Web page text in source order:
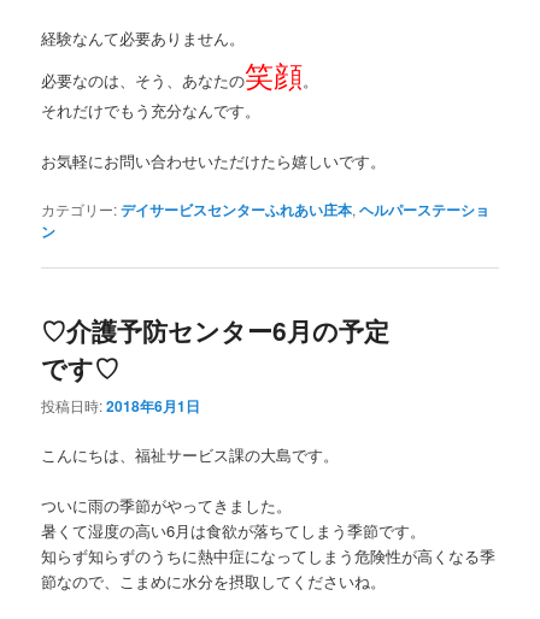
経験なんて必要ありません。
必要なのは、そう、あなたの笑顔。
それだけでもう充分なんです。
お気軽にお問い合わせいただけたら嬉しいです。
カテゴリー:デイサービスセンターふれあい庄本,ヘルパーステーショ
ン
♡介護予防センター6月の予定
です♡
投稿日時:2018年6月1日
こんにちは、福祉サービス課の大島です。
ついに雨の季節がやってきました。
暑くて湿度の高い6月は食欲が落ちてしまう季節です。
知らず知らずのうちに熱中症になってしまう危険性が高くなる季
節なので、こまめに水分を摂取してくださいね。